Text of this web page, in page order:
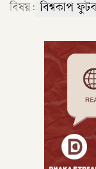
বিষয়: বিশ্বকাপ